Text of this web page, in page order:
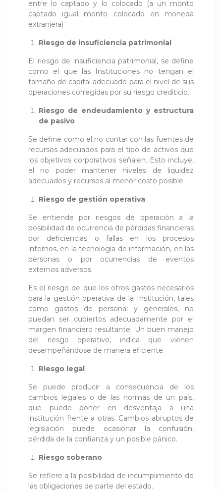
entre lo captado y lo colocado (a un monto
captado igual monto colocado en moneda
extranjera)
Riesgo de insuficiencia patrimonial
El riesgo de insuficiencia patrimonial, se define
como el que las Instituciones no tengan el
tamaño de capital adecuado para el nivel de sus
operaciones corregidas por su riesgo crediticio.
Riesgo de endeudamiento y estructura
de pasivo
Se define como el no contar con las fuentes de
recursos adecuados para el tipo de activos que
los objetivos corporativos señalen. Esto incluye,
el no poder mantener niveles de liquidez
adecuados y recursos al menor costo posible.
Riesgo de gestión operativa
Se entiende por riesgos de operación a la
posibilidad de ocurrencia de pérdidas financieras
por deficiencias o fallas en los procesos
internos, en la tecnología de información, en las
personas o por ocurrencias de eventos
externos adversos.
Es el riesgo de que los otros gastos necesarios
para la gestión operativa de la Institución, tales
como gastos de personal y generales, no
puedan ser cubiertos adecuadamente por el
margen financiero resultante. Un buen manejo
del riesgo operativo, indica que vienen
desempeñándose de manera eficiente.
Riesgo legal
Se puede producir a consecuencia de los
cambios legales o de las normas de un país,
que puede poner en desventaja a una
institución frente a otras. Cambios abruptos de
legislación puede ocasionar la confusión,
pérdida de la confianza y un posible pánico.
Riesgo soberano
Se refiere a la posibilidad de incumplimiento de
las obligaciones de parte del estado.